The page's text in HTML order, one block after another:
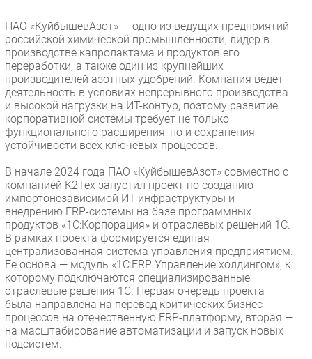
IT класс
Тестовый стенд
Каталог компаний
ПАО «КуйбышевАзот» — одно из ведущих предприятий
российской химической промышленности, лидер в
производстве капролактама и продуктов его
переработки, а также один из крупнейших
производителей азотных удобрений. Компания ведет
деятельность в условиях непрерывного производства
и высокой нагрузки на ИТ-контур, поэтому развитие
корпоративной системы требует не только
функционального расширения, но и сохранения
устойчивости всех ключевых процессов.
В начале 2024 года ПАО «КуйбышевАзот» совместно с
компанией К2Тех запустил проект по созданию
импортонезависимой ИТ-инфраструктуры и
внедрению ERP-системы на базе программных
продуктов «1С:Корпорация» и отраслевых решений 1С.
В рамках проекта формируется единая
централизованная система управления предприятием.
Ее основа — модуль «1С:ERP Управление холдингом», к
которому подключаются специализированные
отраслевые решения 1С. Первая очередь проекта
была направлена на перевод критических бизнес-
процессов на отечественную ERP-платформу, вторая —
на масштабирование автоматизации и запуск новых
подсистем.